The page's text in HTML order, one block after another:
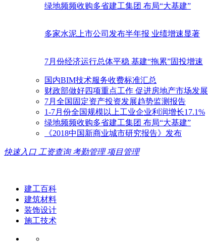
绿地频频收购多省建工集团 布局“大基建”
多家水泥上市公司发布半年报 业绩增速显著
7月份经济运行总体平稳 基建“拖累”固投增速
国内BIM技术服务收费标准汇总
财政部做好四项重点工作 促进房地产市场发展
7月全国固定资产投资发展趋势监测报告
1-7月份全国规模以上工业企业利润增长17.1%
绿地频频收购多省建工集团 布局“大基建”
《2018中国新商业城市研究报告》发布
快速入口 工资查询 考勤管理 项目管理
建工百科
建筑材料
装饰设计
施工技术